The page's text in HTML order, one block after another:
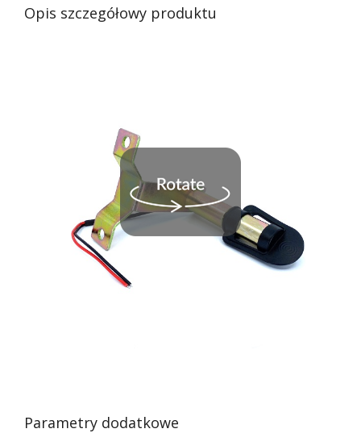
Opis szczegółowy produktu
Parametry dodatkowe